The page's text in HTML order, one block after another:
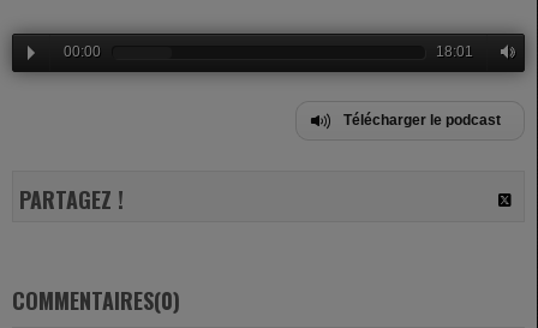
00:00 18:01
Télécharger le podcast
PARTAGEZ !
COMMENTAIRES(0)